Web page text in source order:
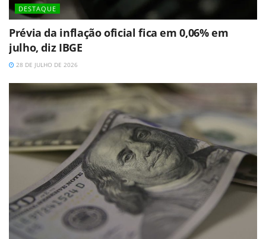
DESTAQUE
Prévia da inflação oficial fica em 0,06% em
julho, diz IBGE
28 DE JULHO DE 2026